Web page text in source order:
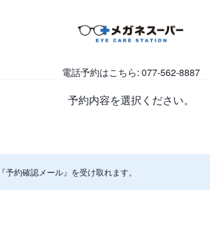
電話予約はこちら: 077-562-8887
予約内容を選択ください。
予約確認メール』を受け取れます。